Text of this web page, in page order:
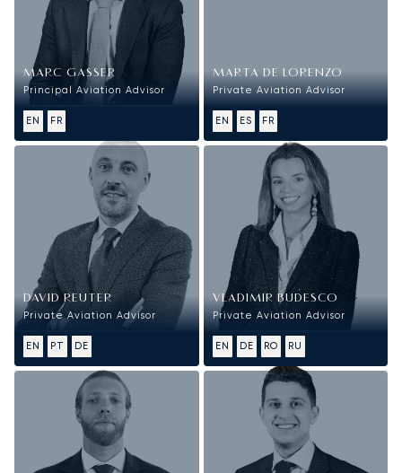
MARC GASSER
Principal Aviation Advisor
EN FR
MARTA DE LORENZO
Private Aviation Advisor
EN ES FR
DAVID REUTER
Private Aviation Advisor
EN PT DE
VLADIMIR BUDESCO
Private Aviation Advisor
EN DE RO RU